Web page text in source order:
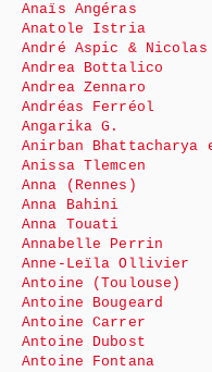
Anaïs Angéras
Anatole Istria
André Aspic & Nicolas
Andrea Bottalico
Andrea Zennaro
Andréas Ferréol
Angarika G.
Anirban
Anissa Tlemcen
Anna (Rennes)
Anna Bahini
Anna Touati
Annabelle Perrin
Anne-Leïla Ollivier
Antoine (Toulouse)
Antoine Bougeard
Antoine Carrer
Antoine Dubost
Antoine Fontana